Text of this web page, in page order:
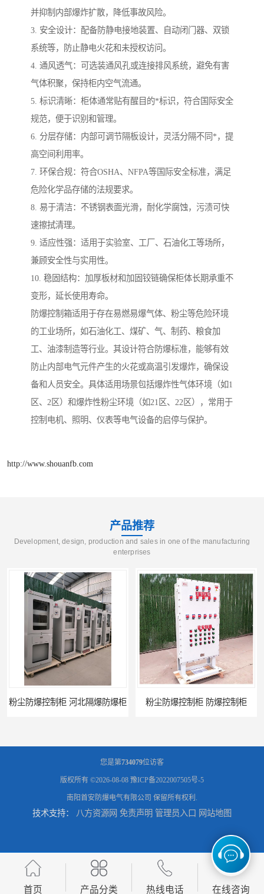
并抑制内部爆炸扩散，降低事故风险。
3. 安全设计：配备防静电接地装置、自动闭门器、双锁
系统等，防止静电火花和未授权访问。
4. 通风透气：可选装通风孔或连接排风系统，避免有害
气体积聚，保持柜内空气流通。
5. 标识清晰：柜体通常贴有醒目的*标识，符合国际安全
规范，便于识别和管理。
6. 分层存储：内部可调节隔板设计，灵活分隔不同*，提
高空间利用率。
7. 环保合规：符合OSHA、NFPA等国际安全标准，满足
危险化学品存储的法规要求。
8. 易于清洁：不锈钢表面光滑，耐化学腐蚀，污渍可快
速擦拭清理。
9. 适应性强：适用于实验室、工厂、石油化工等场所，
兼顾安全性与实用性。
10. 稳固结构：加厚板材和加固铰链确保柜体长期承重不
变形，延长使用寿命。
防爆控制箱适用于存在易燃易爆气体、粉尘等危险环境
的工业场所，如石油化工、煤矿、气、制药、粮食加
工、油漆制造等行业。其设计符合防爆标准，能够有效
防止内部电气元件产生的火花或高温引发爆炸，确保设
备和人员安全。具体适用场景包括爆炸性气体环境（如1
区、2区）和爆炸性粉尘环境（如21区、22区），常用于
控制电机、照明、仪表等电气设备的启停与保护。
http://www.shouanfb.com
产品推荐
Development, design, production and sales in one of the manufacturing
enterprises
隔爆防爆柜 粉尘防爆控制柜 防爆控制柜
防腐防尘防爆控制柜 广西不锈钢防爆柜 防腐防尘防爆控制柜 湖北防爆控制箱
您是第734079位访客
版权所有 ©2026-08-08 豫ICP备2022007505号-5
南阳首安防爆电气有限公司 保留所有权利.
技术支持： 八方资源网 免责声明 管理员入口 网站地图
首页 产品分类 热线电话 在线咨询